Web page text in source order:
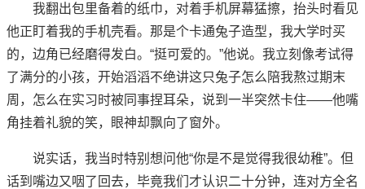
我翻出包里备着的纸巾，对着手机屏幕猛擦，抬头时看见
他正盯着我的手机壳看。那是个卡通兔子造型，我大学时买
的，边角已经磨得发白。“挺可爱的。”他说。我立刻像考试得
了满分的小孩，开始滔滔不绝讲这只兔子怎么陪我熬过期末
周，怎么在实习时被同事捏耳朵，说到一半突然卡住——他嘴
角挂着礼貌的笑，眼神却飘向了窗外。
说实话，我当时特别想问他“你是不是觉得我很幼稚”。但
话到嘴边又咽了回去，毕竟我们才认识二十分钟，连对方全名